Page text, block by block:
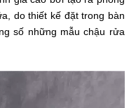
do thiết kế đặt trong bàn
số những mẫu chậu rửa